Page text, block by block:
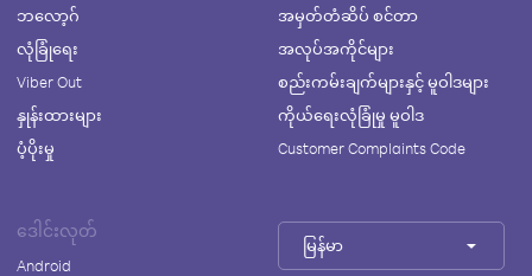
ဘလော့ဂ်
လုံခြုံရေး
Viber Out
နှုန်းထားများ
ပံ့ပိုးမှု
အမှတ်တံဆိပ် စင်တာ
အလုပ်အကိုင်များ
စည်းကမ်းချက်များနှင့် မူဝါဒများ
ကိုယ်ရေးလုံခြုံမှု မူဝါဒ
Customer Complaints Code
ဒေါင်းလုတ်
Android
မြန်မာ